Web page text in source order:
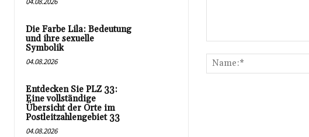
Die Farbe Lila: Bedeutung
und ihre sexuelle
Symbolik
04.08.2026
Entdecken Sie PLZ 33:
Eine vollständige
Übersicht der Orte im
Postleitzahlengebiet 33
04.08.2026